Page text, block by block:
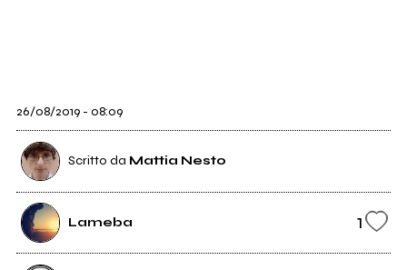
26/08/2019 - 08:09
Scritto da Mattia Nesto
Lameba 1